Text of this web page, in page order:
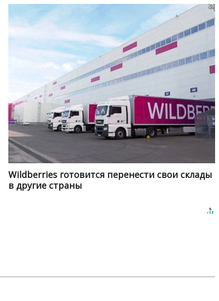
Wildberries готовится перенести свои склады
в другие страны